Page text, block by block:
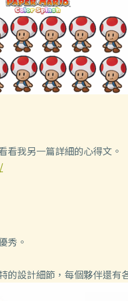
看我另一篇詳細的心得文。
秀。
設計細節，每個夥伴還有